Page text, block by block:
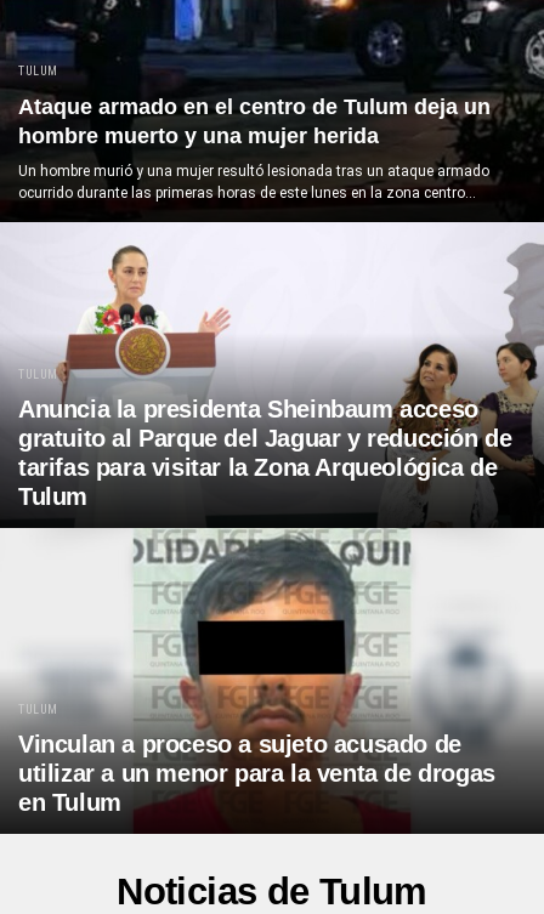
TULUM
Ataque armado en el centro de Tulum deja un
hombre muerto y una mujer herida
Un hombre murió y una mujer resultó lesionada tras un ataque armado
ocurrido durante las primeras horas de este lunes en la zona centro...
TULUM
Anuncia la presidenta Sheinbaum acceso
gratuito al Parque del Jaguar y reducción de
tarifas para visitar la Zona Arqueológica de
Tulum
TULUM
Vinculan a proceso a sujeto acusado de
utilizar a un menor para la venta de drogas
en Tulum
Noticias de Tulum